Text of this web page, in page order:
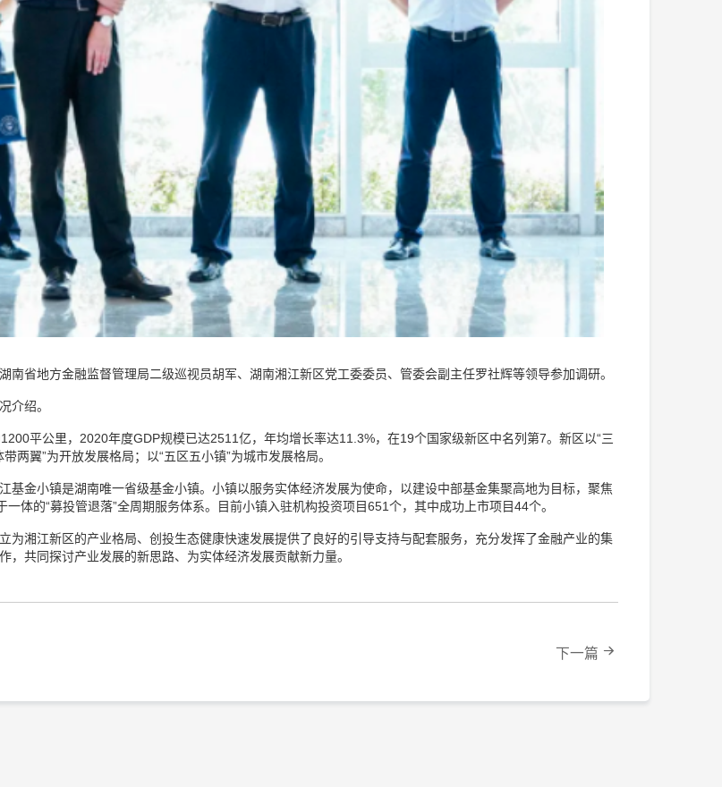
省地方金融监督管理局二级巡视员胡军、湖南湘江新区党工委委员、管委会副主任罗社辉等领导参加调研。
介绍。
平公里，2020年度GDP规模已达2511亿，年均增长率达11.3%，在19个国家级新区中名列第7。新区以“三
两翼”为开放发展格局；以“五区五小镇”为城市发展格局。
金小镇是湖南唯一省级基金小镇。小镇以服务实体经济发展为使命，以建设中部基金集聚高地为目标，聚焦
体的“募投管退落”全周期服务体系。目前小镇入驻机构投资项目651个，其中成功上市项目44个。
为湘江新区的产业格局、创投生态健康快速发展提供了良好的引导支持与配套服务，充分发挥了金融产业的集
共同探讨产业发展的新思路、为实体经济发展贡献新力量。
下一篇